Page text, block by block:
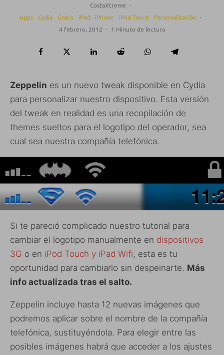
CostaXtreme ·
Apps
Cydia Gratis iPad iPhone iPod Touch Personalización ·
4 febrero, 2012 · 1 Minuto de lectura
Zeppelin es un nuevo tweak disponible en Cydia
para personalizar nuestro dispositivo. Esta versión
del tweak en realidad es una recopilación de
themes sueltos para el logotipo del operador, sea
cual sea nuestra compañía telefónica.
Si te pareció complicado nuestro tutorial para
cambiar el logotipo manualmente en dispositivos
3G o en iPod Touch y iPad Wifi, esta es tu
oportunidad para cambiarlo sin despeinarte. Más
info actualizada tras el salto.
Zeppelin incluye hasta 12 nuevas imágenes que
podremos aplicar sobre el nombre de la compañía
telefónica, sustituyéndola. Para elegir entre las
posibles imágenes habrá que acceder a los ajustes